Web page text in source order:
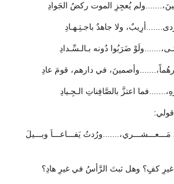
يُعجِزِ الموت ركضُ الجَوادِ
ولا جاهدٌ باجـتِـهـادِ
ضَرَبُوا دُونه بـالـسِّـدادِ
في دارهم، قومَ عادِ
اعتزَّ بالصَّافِناتِ الـجِـيادِ
قولي:
مَـــعـــشـــري،.......ورُدتُ يَفـــاعـــاَ وبـــيلَ
كفٍ؟ وهل ثبتَ الرَّأسُ في غيرِ هادِ؟